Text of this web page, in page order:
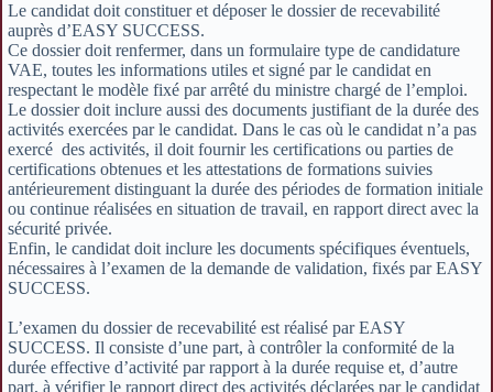
Le candidat doit constituer et déposer le dossier de recevabilité
auprès d’EASY SUCCESS.
Ce dossier doit renfermer, dans un formulaire type de candidature
VAE, toutes les informations utiles et signé par le candidat en
respectant le modèle fixé par arrêté du ministre chargé de l’emploi.
Le dossier doit inclure aussi des documents justifiant de la durée des
activités exercées par le candidat. Dans le cas où le candidat n’a pas
exercé des activités, il doit fournir les certifications ou parties de
certifications obtenues et les attestations de formations suivies
antérieurement distinguant la durée des périodes de formation initiale
ou continue réalisées en situation de travail, en rapport direct avec la
sécurité privée.
Enfin, le candidat doit inclure les documents spécifiques éventuels,
nécessaires à l’examen de la demande de validation, fixés par EASY
SUCCESS.
L’examen du dossier de recevabilité est réalisé par EASY
SUCCESS. Il consiste d’une part, à contrôler la conformité de la
durée effective d’activité par rapport à la durée requise et, d’autre
part, à vérifier le rapport direct des activités déclarées par le candidat